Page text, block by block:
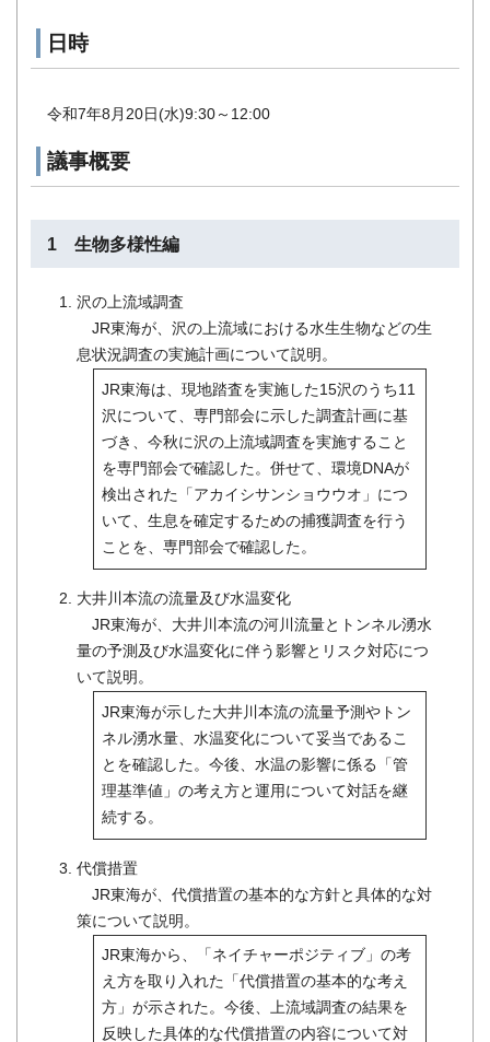
日時
令和7年8月20日(水)9:30～12:00
議事概要
1 生物多様性編
沢の上流域調査
JR東海が、沢の上流域における水生生物などの生
息状況調査の実施計画について説明。
JR東海は、現地踏査を実施した15沢のうち11
沢について、専門部会に示した調査計画に基
づき、今秋に沢の上流域調査を実施すること
を専門部会で確認した。併せて、環境DNAが
検出された「アカイシサンショウウオ」につ
いて、生息を確定するための捕獲調査を行う
ことを、専門部会で確認した。
大井川本流の流量及び水温変化
JR東海が、大井川本流の河川流量とトンネル湧水
量の予測及び水温変化に伴う影響とリスク対応につ
いて説明。
JR東海が示した大井川本流の流量予測やトン
ネル湧水量、水温変化について妥当であるこ
とを確認した。今後、水温の影響に係る「管
理基準値」の考え方と運用について対話を継
続する。
代償措置
JR東海が、代償措置の基本的な方針と具体的な対
策について説明。
JR東海から、「ネイチャーポジティブ」の考
え方を取り入れた「代償措置の基本的な考え
方」が示された。今後、上流域調査の結果を
反映した具体的な代償措置の内容について対